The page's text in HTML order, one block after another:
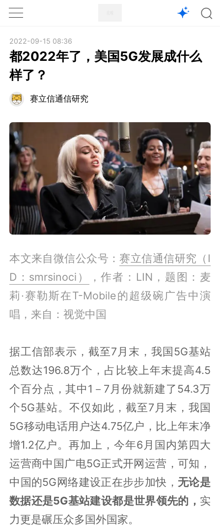
1X
2022-09-15 08:36
都2022年了，美国5G发展成什么
样了？
赛立信通信研究
本文来自微信公众号： 赛立信通信研究（I
D：smrsinoci）
，作者：LIN，题图： 麦
莉·赛勒斯在T-Mobile的超级碗广告中演
唱，来自：视觉中国
据工信部表示，截至7月末，我国5G基站
总数达196.8万个，占比较上年末提高4.5
个百分点，其中1－7月份就新建了54.3万
个5G基站。不仅如此，截至7月末，我国
5G移动电话用户达4.75亿户，比上年末净
增1.2亿户。再加上，今年6月国内第四大
运营商中国广电5G正式开网运营，可知，
中国的5G网络建设正在步步加快， 无论是
数据还是5G基站建设都是世界领先的， 实
力更是碾压众多国外国家。